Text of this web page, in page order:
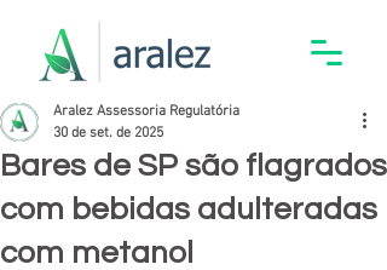
Bares de SP são flagrados
com bebidas adulteradas
com metanol
Aralez Assessoria Regulatória
30 de set. de 2025